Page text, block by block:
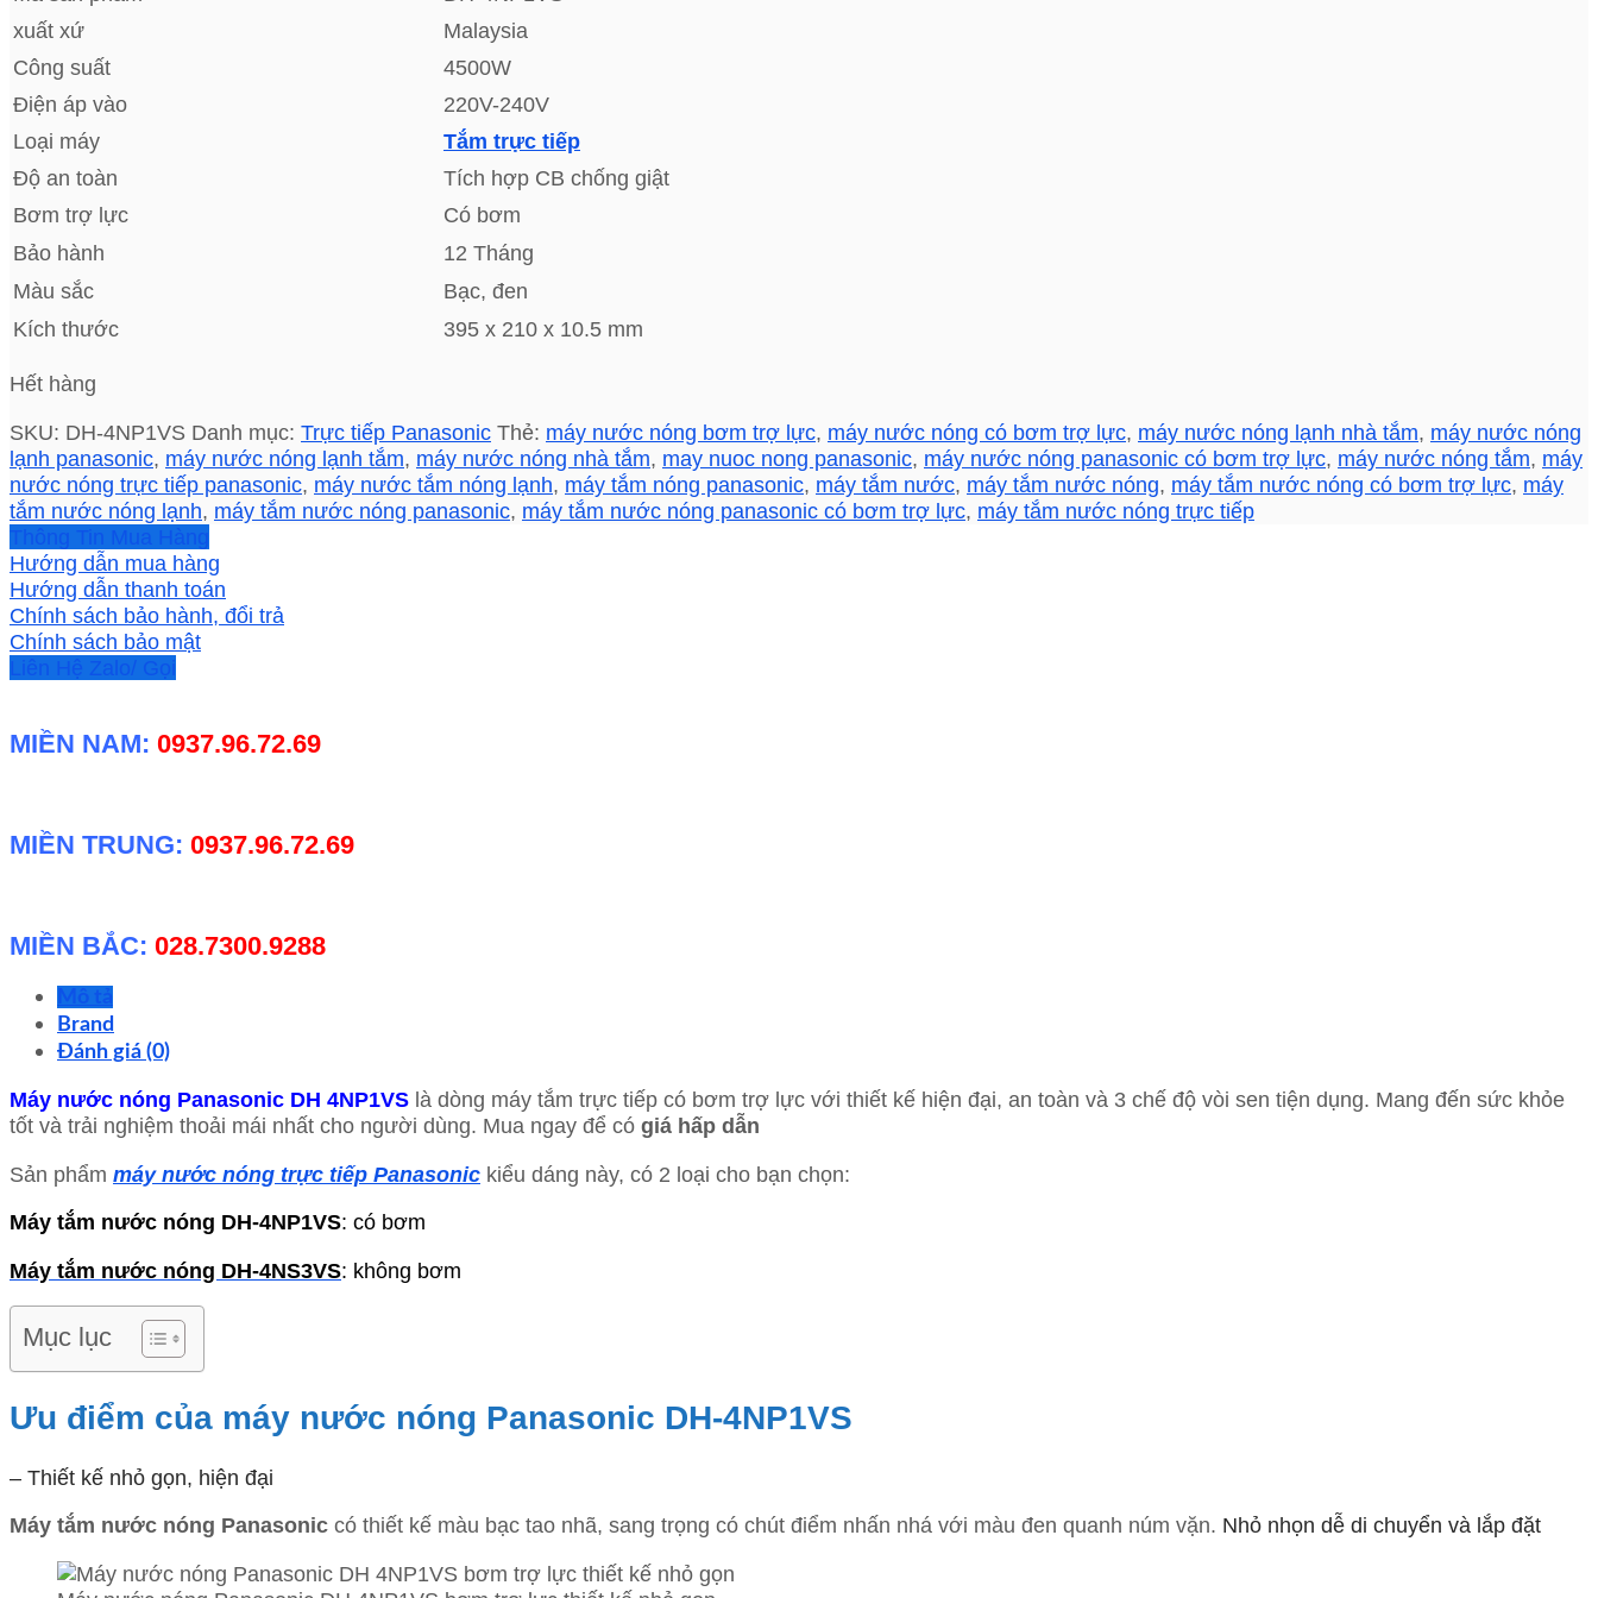
xuất xứ
Malaysia
Công suất
4500W
Điện áp vào
220V-240V
Loại máy
Tắm trực tiếp
Độ an toàn
Tích hợp CB chống giật
Bơm trợ lực
Có bơm
Bảo hành
12 Tháng
Màu sắc
Bạc, đen
Kích thước
395 x 210 x 10.5 mm
Hết hàng
SKU: DH-4NP1VS Danh mục: Trực tiếp Panasonic Thẻ: máy nước nóng bơm trợ lực, máy nước nóng có bơm trợ lực, máy nước nóng lạnh nhà tắm, máy nước nóng
lạnh panasonic, máy nước nóng lạnh tắm, máy nước nóng nhà tắm, may nuoc nong panasonic, máy nước nóng panasonic có bơm trợ lực, máy nước nóng tắm, máy
nước nóng trực tiếp panasonic, máy nước tắm nóng lạnh, máy tắm nóng panasonic, máy tắm nước, máy tắm nước nóng, máy tắm nước nóng có bơm trợ lực, máy
tắm nước nóng lạnh, máy tắm nước nóng panasonic, máy tắm nước nóng panasonic có bơm trợ lực, máy tắm nước nóng trực tiếp
Thông Tin Mua Hàng
Hướng dẫn mua hàng
Hướng dẫn thanh toán
Chính sách bảo hành, đổi trả
Chính sách bảo mật
Liên Hệ Zalo/ Gọi
MIỀN NAM: 0937.96.72.69
MIỀN TRUNG: 0937.96.72.69
MIỀN BẮC: 028.7300.9288
Mô tả
Brand
Đánh giá (0)
Máy nước nóng Panasonic DH 4NP1VS là dòng máy tắm trực tiếp có bơm trợ lực với thiết kế hiện đại, an toàn và 3 chế độ vòi sen tiện dụng. Mang đến sức khỏe
tốt và trải nghiệm thoải mái nhất cho người dùng. Mua ngay để có giá hấp dẫn
Sản phẩm máy nước nóng trực tiếp Panasonic kiểu dáng này, có 2 loại cho bạn chọn:
Máy tắm nước nóng DH-4NP1VS: có bơm
Máy tắm nước nóng DH-4NS3VS: không bơm
Mục lục
Ưu điểm của máy nước nóng Panasonic DH-4NP1VS
– Thiết kế nhỏ gọn, hiện đại
Máy tắm nước nóng Panasonic có thiết kế màu bạc tao nhã, sang trọng có chút điểm nhấn nhá với màu đen quanh núm vặn. Nhỏ nhọn dễ di chuyển và lắp đặt